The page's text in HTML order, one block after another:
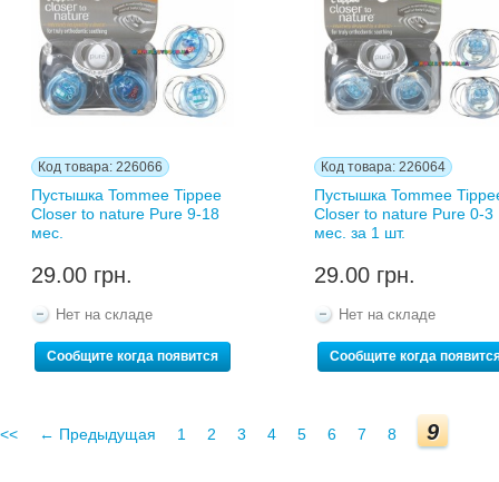
Код товара: 226066
Пустышка Tommee Tippee
Closer to nature Pure 9-18
мес.
29.00 грн.
Нет на складе
Сообщите когда появится
Код товара: 226064
Пустышка Tommee
Closer to nature Pure 0-3
мес. за 1 шт.
29.00 грн.
Нет на складе
Сообщите когда
<< ← Предыдущая 1 2 3 4 5 6 7 8 9